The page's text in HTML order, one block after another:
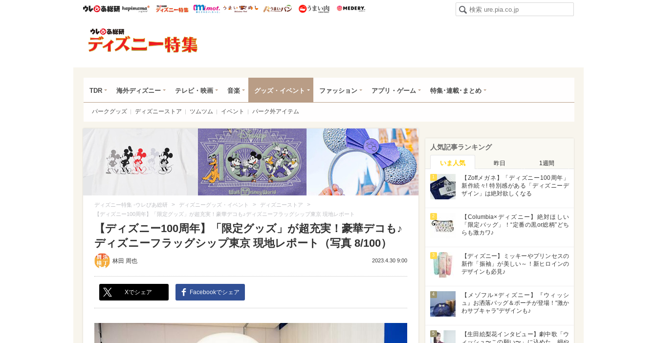
ウレぴあ総研ハピママ* ウレぴあ総研 ディズニー特集
mimot. うまいめし うまいパン うまい肉
TDR 海外ディズニー テレビ・映画 音楽 グッズ・イベント ファッション アプリ・ゲーム 特集･連載･まとめ
パークグッズ ディズニーストア ツムツム イベント パーク外アイテム
ディズニー特集 -ウレぴあ総研 > ディズニーグッズ・イベント > ディズニーストア >
【ディズニー100周年】「限定グッズ」が超充実！豪華デコも♪ディズニーフラッグシップ東京 現地レポート
【ディズニー100周年】「限定グッズ」が超充実！豪華デコも♪
ディズニーフラッグシップ東京 現地レポート（写真 8/100）
林田 周也 2023.4.30 9:00
Xでシェア Facebookでシェア
人気記事ランキング
いま人気 昨日 1週間
1
【Zoffメガネ】「ディズニー100周年」
新作続々! 特別感がある「ディズニーデ
ザイン」は絶対欲しくなる
2
【Columbia×ディズニー】絶対ほしい
「限定バッグ」！“定番の黒or総柄”どち
らも激カワ♪
3
【ディズニー】ミッキーやプリンセスの
新作「振袖」が美しい～！新ヒロインの
デザインも必見♪
4
【メゾフル×ディズニー】『ウィッシ
ュ』お洒落バッグ＆ポーチが登場！“激か
わサブキャラ”デザインも♪
5
【生田絵梨花インタビュー】劇中歌「ウ